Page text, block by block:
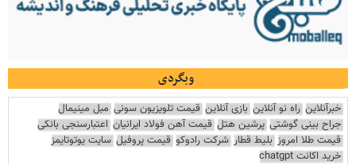
وبگردی
خبرآنلاین راه نو آنلاین بازی آنلاین قیمت تلویزیون سونی مبل مینیمال
جراح بینی گوشتی پرشین هتل قیمت آهن فولاد ایرانیان اعتبارسنجی بانکی
قیمت طلا امروز بلیط قطار شرکت رادوکو قیمت پروفیل سایت یوتوتایمز
خرید اکانت chatgpt